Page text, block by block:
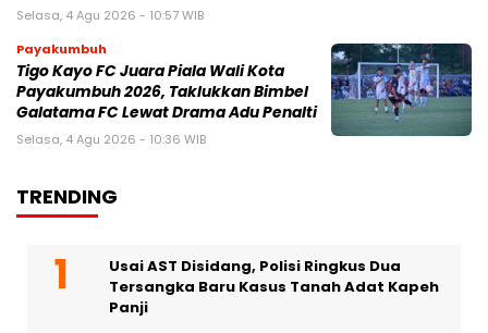
Selasa, 4 Agu 2026 - 10:57 WIB
Payakumbuh
Tigo Kayo FC Juara Piala Wali Kota
Payakumbuh 2026, Taklukkan Bimbel
Galatama FC Lewat Drama Adu Penalti
Selasa, 4 Agu 2026 - 10:36 WIB
TRENDING
Usai AST Disidang, Polisi Ringkus Dua
Tersangka Baru Kasus Tanah Adat Kapeh
Panji